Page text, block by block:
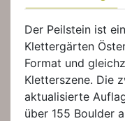
Der Peilstein ist
Klettergärten
Format und
Kletterszene. Die
aktualisierte
über 155 Boulder